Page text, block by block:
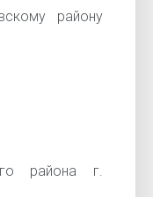
району
района г.